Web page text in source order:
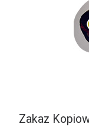
Zakaz